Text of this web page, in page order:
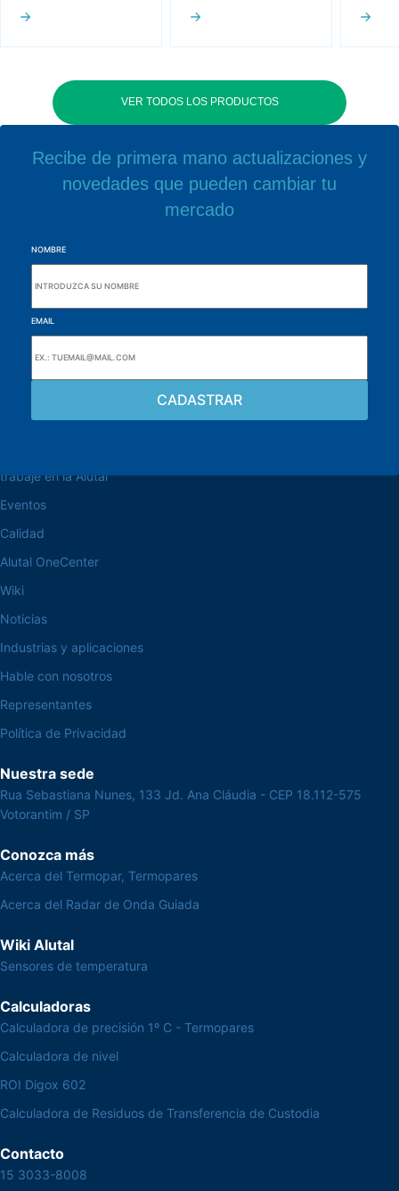
VER TODOS LOS PRODUCTOS
Recibe de primera mano actualizaciones y
novedades que pueden cambiar tu
mercado
NOMBRE
EMAIL
navegue por el sitio web
trabaje en la Alutal
Eventos
Calidad
Alutal OneCenter
Wiki
Noticias
Industrias y aplicaciones
Hable con nosotros
Representantes
Política de Privacidad
Nuestra sede
Rua Sebastiana Nunes, 133 Jd. Ana Cláudia - CEP 18.112-575
Votorantim / SP
Conozca más
Acerca del Termopar, Termopares
Acerca del Radar de Onda Guiada
Wiki Alutal
Sensores de temperatura
Calculadoras
Calculadora de precisión 1º C - Termopares
Calculadora de nivel
ROI Digox 602
Calculadora de Residuos de Transferencia de Custodia
Contacto
15 3033-8008